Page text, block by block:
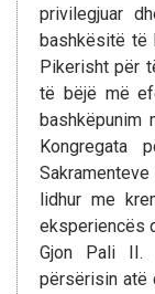
privilegjuar
bashkësitë të
Pikerisht për
të bëjë më
Kongregata
lidhur me
eksperiencës
Gjon Pali
përsërisin atë